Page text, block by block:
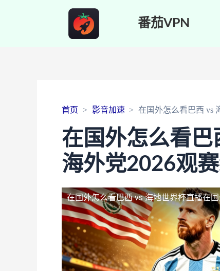
番茄VPN
首页 影音加速 在国外怎么看巴西 vs
在国外怎么看巴
海外党2026观
在国外怎么看巴西 vs 海地世界杯直播在